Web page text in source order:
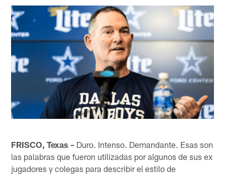
FRISCO, Texas – Duro. Intenso. Demandante. Esas son
las palabras que fueron utilizadas por algunos de sus ex
jugadores y colegas para describir el estilo de